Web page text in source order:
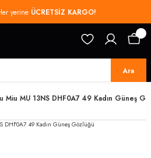
yerine ÜCRETSİZ KARGO!
Ara
Miu MU 13NS DHF0A7 49 Kadın Güneş